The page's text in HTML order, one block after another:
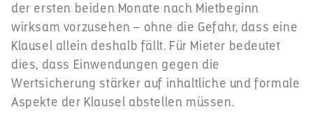
der ersten beiden Monate nach Mietbeginn
wirksam vorzusehen – ohne die Gefahr, dass eine
Klausel allein deshalb fällt. Für Mieter bedeutet
dies, dass Einwendungen gegen die
Wertsicherung stärker auf inhaltliche und formale
Aspekte der Klausel abstellen müssen.